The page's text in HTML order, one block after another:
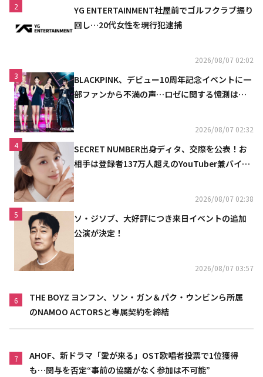
2
YG ENTERTAINMENT社屋前でゴルフクラブ振り
回し…20代女性を現行犯逮捕
2026/08/07 02:02
3
BLACKPINK、デビュー10周年記念イベントに一
部ファンから不満の声…ロゼに関する憶測は否
2026/08/07 02:32
4
SECRET NUMBER出身ディタ、交際を公表！お
相手は登録者137万人超えのYouTuber兼バイオ
2026/08/07 02:38
5
ソ・ジソブ、大好評につき来日イベントの追加
公演が決定！
2026/08/07 03:57
6
THE BOYZ ヨンフン、ソン・ガン＆パク・ウンビンら所属
のNAMOO ACTORSと専属契約を締結
7
AHOF、新ドラマ「愛が来る」OST歌唱者投票で1位獲得
も…関与を否定“事前の協議がなく参加は不可能”